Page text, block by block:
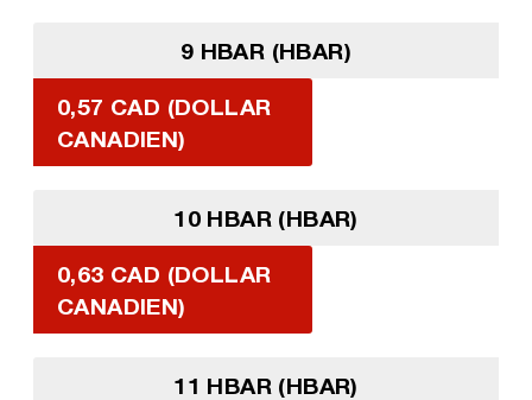
9 HBAR (HBAR)
0,57 CAD (DOLLAR
CANADIEN)
10 HBAR (HBAR)
0,63 CAD (DOLLAR
CANADIEN)
11 HBAR (HBAR)